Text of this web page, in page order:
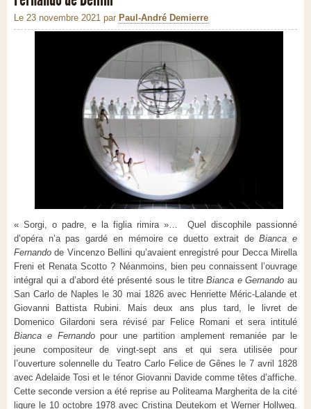
Le 23 novembre 2021 par Paul-André Demierre
« Sorgi, o padre, e la figlia rimira »… Quel discophile passionné
d’opéra n’a pas gardé en mémoire ce duetto extrait deBianca e
Fernando de Vincenzo Bellini qu’avaient enregistré pour Decca Mirella
Freni et Renata Scotto ? Néanmoins, bien peu connaissent l’ouvrage
intégral qui a d’abord été présenté sous le titreBianca e Gernando au
San Carlo de Naples le 30 mai 1826 avec Henriette Méric-Lalande et
Giovanni Battista Rubini. Mais deux ans plus tard, le livret de
Domenico Gilardoni sera révisé par Felice Romani et sera intitulé
Bianca e Fernandopour une partition amplement remaniée par le
jeune compositeur de vingt-sept ans et qui sera utilisée pour
l’ouverture solennelle du Teatro Carlo Felice de Gênes le 7 avril 1828
avec Adelaide Tosi et le ténor Giovanni Davide comme têtes d’affiche.
Cette seconde version a été reprise au Politeama Margherita de la cité
ligure le 10 octobre 1978 avec Cristina Deutekom et Werner Hollweg.